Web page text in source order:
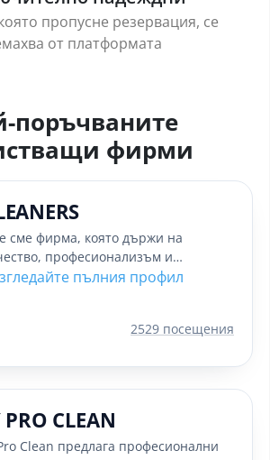
пропусне резервация, се
от платформата
поръчваните
фирми
сме фирма, която държи на
професионализъм и
За постигане на най-добри
пълния профил
2529 посещения
PRO CLEAN
Clean предлага професионални